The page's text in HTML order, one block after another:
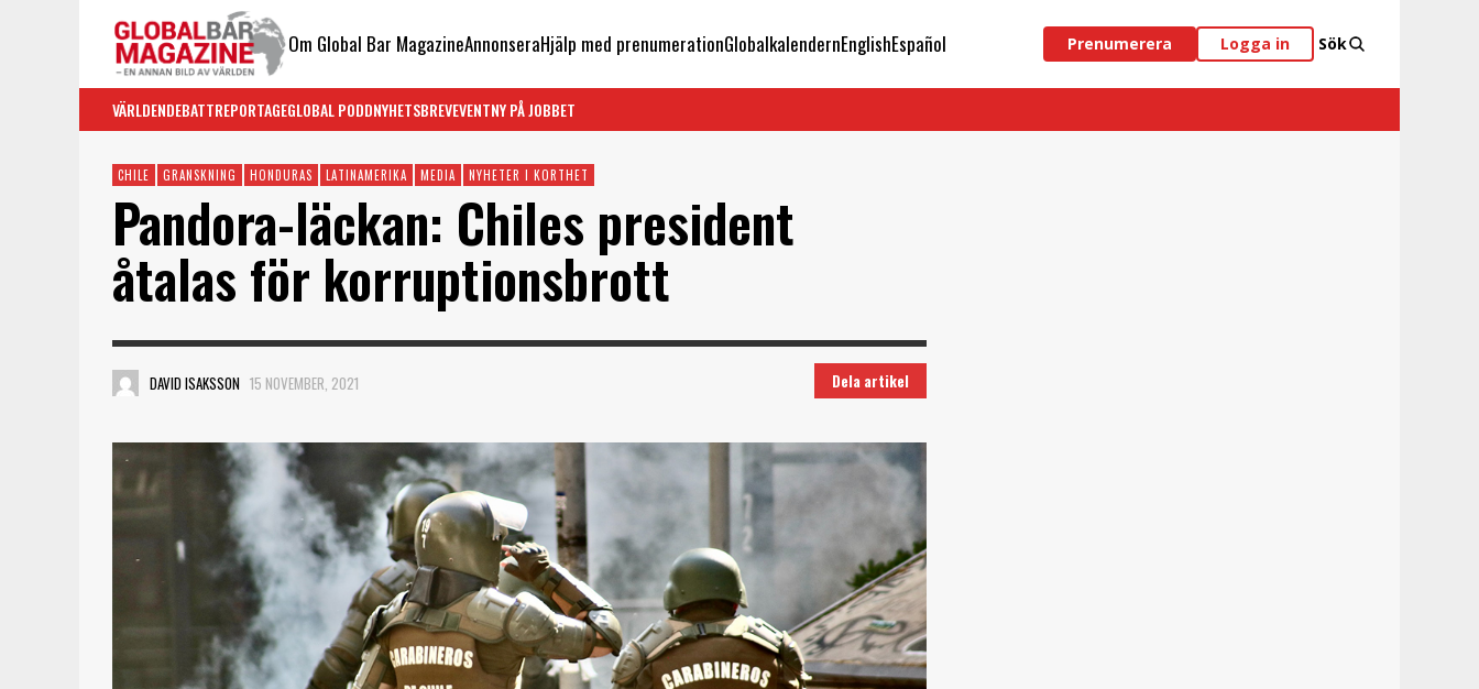
Om Global Bar MagazineAnnonseraHjälp med prenumerationGlobalkalendernEnglishEspañol Prenumerera Logga in Sök
VÄRLDENDEBATTREPORTAGEGLOBAL PODDNYHETSBREVEVENTNY PÅ JOBBET
CHILE GRANSKNING HONDURAS LATINAMERIKA MEDIA NYHETER I KORTHET
Pandora-läckan: Chiles president
åtalas för korruptionsbrott
DAVID ISAKSSON 15 NOVEMBER, 2021 Dela artikel